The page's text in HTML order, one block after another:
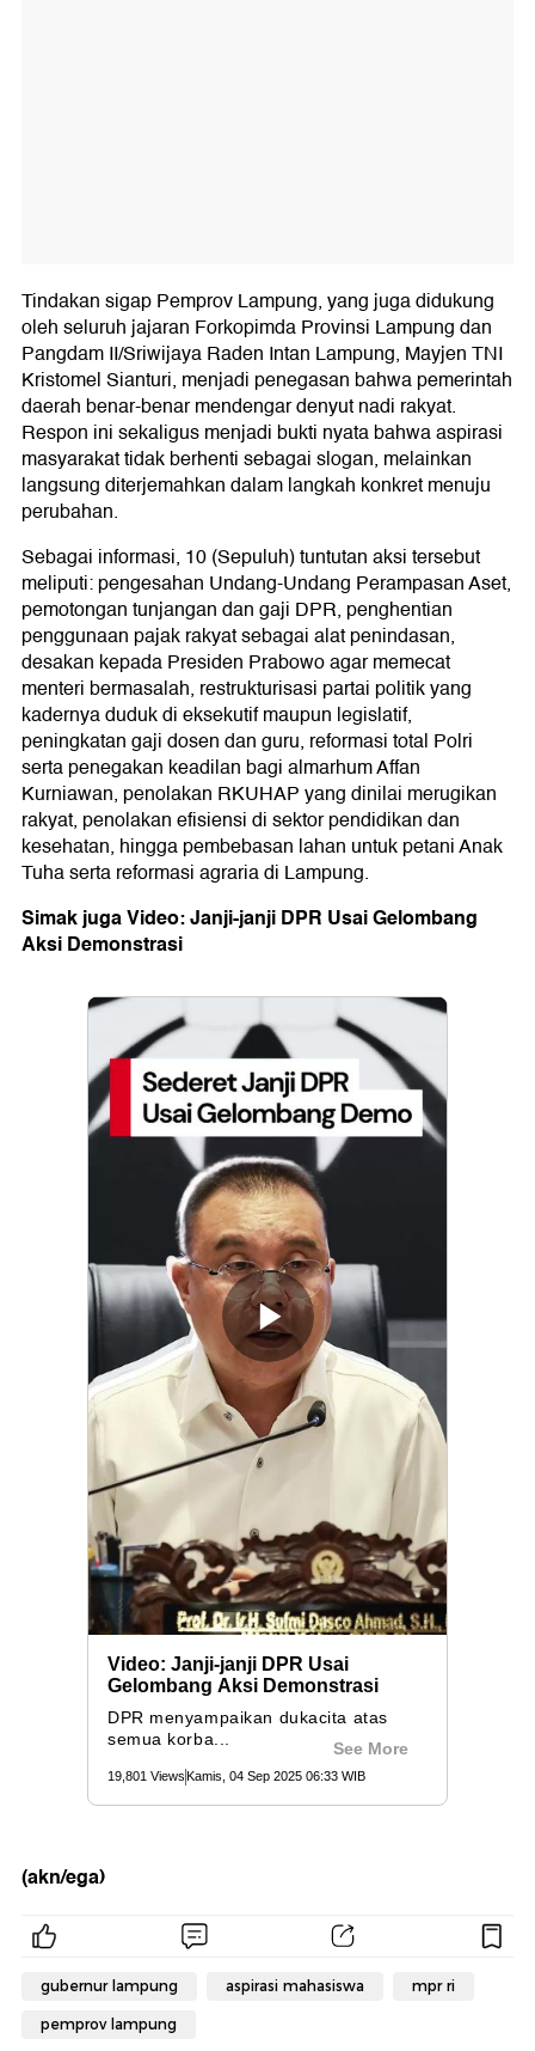
Tindakan sigap Pemprov Lampung, yang juga didukung
oleh seluruh jajaran Forkopimda Provinsi Lampung dan
Pangdam II/Sriwijaya Raden Intan Lampung, Mayjen TNI
Kristomel Sianturi, menjadi penegasan bahwa pemerintah
daerah benar-benar mendengar denyut nadi rakyat.
Respon ini sekaligus menjadi bukti nyata bahwa aspirasi
masyarakat tidak berhenti sebagai slogan, melainkan
langsung diterjemahkan dalam langkah konkret menuju
perubahan.
Sebagai informasi, 10 (Sepuluh) tuntutan aksi tersebut
meliputi: pengesahan Undang-Undang Perampasan Aset,
pemotongan tunjangan dan gaji DPR, penghentian
penggunaan pajak rakyat sebagai alat penindasan,
desakan kepada Presiden Prabowo agar memecat
menteri bermasalah, restrukturisasi partai politik yang
kadernya duduk di eksekutif maupun legislatif,
peningkatan gaji dosen dan guru, reformasi total Polri
serta penegakan keadilan bagi almarhum Affan
Kurniawan, penolakan RKUHAP yang dinilai merugikan
rakyat, penolakan efisiensi di sektor pendidikan dan
kesehatan, hingga pembebasan lahan untuk petani Anak
Tuha serta reformasi agraria di Lampung.
Simak juga Video: Janji-janji DPR Usai Gelombang
Aksi Demonstrasi
(akn/ega)
gubernur lampung aspirasi mahasiswa mpr ri
pemprov lampung